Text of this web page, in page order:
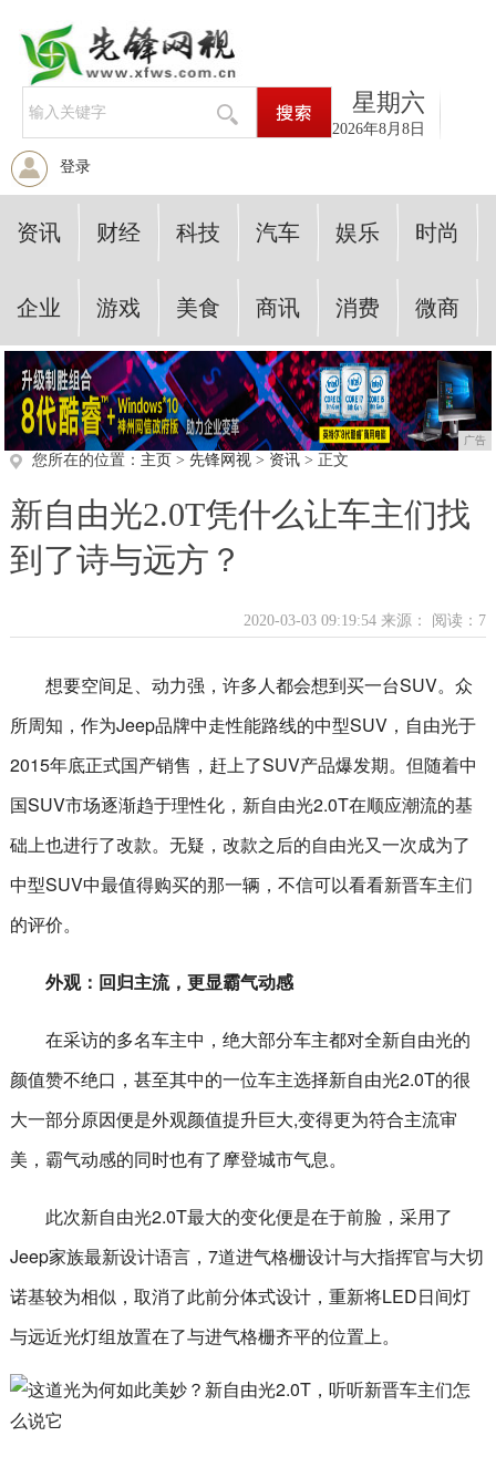
星期六
2026年8月8日
登录
资讯 财经 科技 汽车 娱乐 时尚
企业 游戏 美食 商讯 消费 微商
广告
您所在的位置： 主页 > 先锋网视> 资讯> 正文
新自由光2.0T凭什么让车主们找
到了诗与远方？
2020-03-03 09:19:54 来源： 阅读：7
想要空间足、动力强，许多人都会想到买一台SUV。众
所周知，作为Jeep品牌中走性能路线的中型SUV，自由光于
2015年底正式国产销售，赶上了SUV产品爆发期。但随着中
国SUV市场逐渐趋于理性化，新自由光2.0T在顺应潮流的基
础上也进行了改款。无疑，改款之后的自由光又一次成为了
中型SUV中最值得购买的那一辆，不信可以看看新晋车主们
的评价。
外观：回归主流，更显霸气动感
在采访的多名车主中，绝大部分车主都对全新自由光的
颜值赞不绝口，甚至其中的一位车主选择新自由光2.0T的很
大一部分原因便是外观颜值提升巨大,变得更为符合主流审
美，霸气动感的同时也有了摩登城市气息。
此次新自由光2.0T最大的变化便是在于前脸，采用了
Jeep家族最新设计语言，7道进气格栅设计与大指挥官与大切
诺基较为相似，取消了此前分体式设计，重新将LED日间灯
与远近光灯组放置在了与进气格栅齐平的位置上。